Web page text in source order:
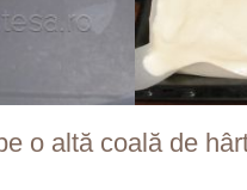
o altă coală de